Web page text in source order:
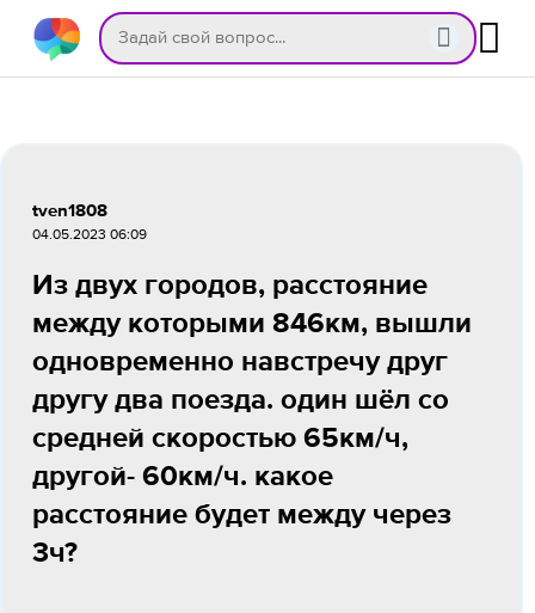
tven1808
04.05.2023 06:09
Из двух городов, расстояние
между которыми 846км, вышли
одновременно навстречу друг
другу два поезда. один шёл со
средней скоростью 65км/ч,
другой- 60км/ч. какое
расстояние будет между через
3ч?